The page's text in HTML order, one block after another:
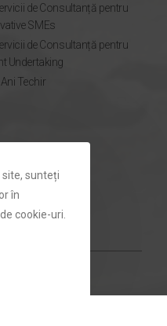
de Consultanță pentru
SMEs
de Consultanță pentru
Undertaking
Techir
Techir.ro
sunteți
în
cookie-uri.